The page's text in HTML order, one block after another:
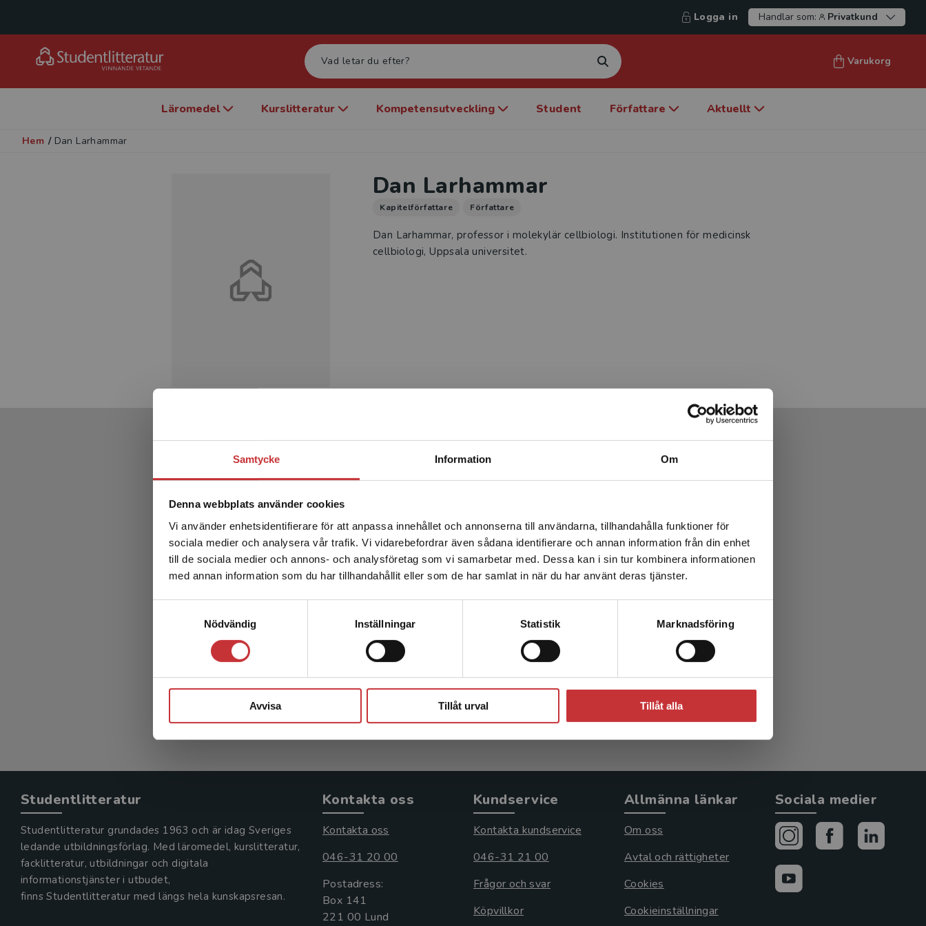
Samtycke Information Om
Denna webbplats använder cookies
Vi använder enhetsidentifierare för att anpassa innehållet och annonserna till användarna, tillhandahålla funktioner för
sociala medier och analysera vår trafik. Vi vidarebefordrar även sådana identifierare och annan information från din enhet
till de sociala medier och annons- och analysföretag som vi samarbetar med. Dessa kan i sin tur kombinera informationen
med annan information som du har tillhandahållit eller som de har samlat in när du har använt deras tjänster.
Nödvändig
Inställningar Statistik Marknadsföring
Avvisa Tillåt urval Tillåt alla
Begränsad fraktregion
Det verkar som att du besöker studentlitteratur.se via en
enhet utanför Sverige. Vi erbjuder inte leveranser utanför
Sverige. För att kunna slutföra ett köp måste
leveransadressen vara i Sverige.Läs mer
Logga in Handlar som: Privatkund
Varukorg
Läromedel Kurslitteratur Kompetensutveckling Student Författare Aktuellt
Hem / Dan Larhammar
Dan Larhammar
Kapitelförfattare Författare
Dan Larhammar, professor i molekylär cellbiologi. Institutionen för medicinsk
cellbiologi, Uppsala universitet.
Produkter
Herlofson, Jörgen m.fl. (red.)
1 134 krinkl. moms
Exkl. moms: 1 070 kr
Psykiatri
Herlofson, Jörgen m.fl. (red.)
722 krinkl. moms
Exkl. moms: 681 kr
Studentlitteratur
Studentlitteratur grundades 1963 och är idag Sveriges
ledande utbildningsförlag. Med läromedel, kurslitteratur,
facklitteratur, utbildningar och digitala
informationstjänster i utbudet,
finns Studentlitteratur med längs hela kunskapsresan.
Kontakta oss
Kontakta oss
046-31 20 00
Postadress:
Box 141
221 00 Lund
Kundservice
Kontakta kundservice
046-31 21 00
Frågor och svar
Köpvillkor
Allmänna länkar
Om oss
Avtal och rättigheter
Cookies
Cookieinställningar
Sociala medier